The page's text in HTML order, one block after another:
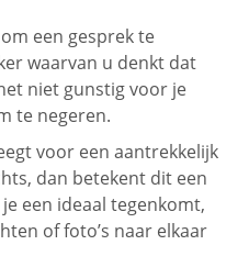
een gesprek te
waarvan u denkt dat
niet gunstig voor je
te negeren.
voor een aantrekkelijk
dan betekent dit een
een ideaal tegenkomt,
of foto’s naar elkaar